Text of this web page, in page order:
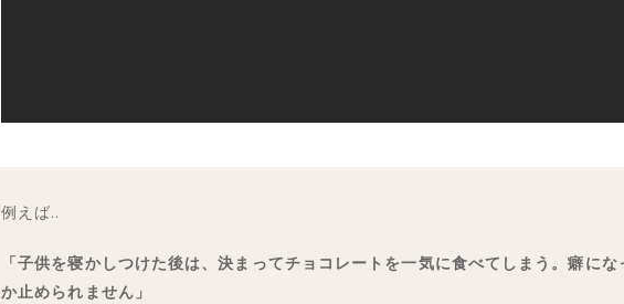
例えば..
「子供を寝かしつけた後は、決まってチョコレートを一気に食べてしまう。癖にな
か止められません」